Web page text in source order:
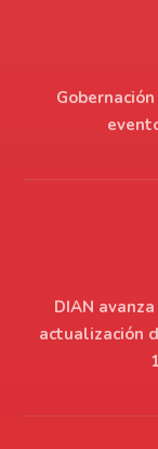
DIAN
actualización